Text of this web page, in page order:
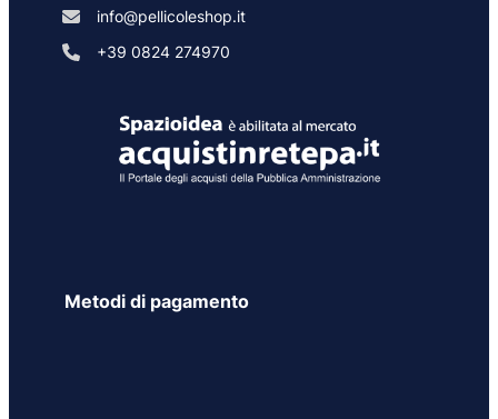
info@pellicoleshop.it
+39 0824 274970
Metodi di pagamento